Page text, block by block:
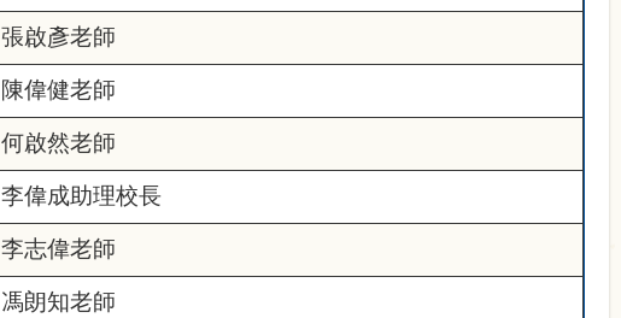
張啟彥老師
陳偉健老師
何啟然老師
李偉成助理校長
李志偉老師
馮朗知老師